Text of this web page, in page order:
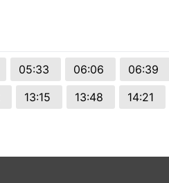
05:33 06:06 06:39
13:15 13:48 14:21